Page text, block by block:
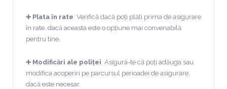
➕ Plata în rate: Verifică dacă poți plăti prima de asigurare
în rate, dacă aceasta este o opțiune mai convenabilă
pentru tine.
➕ Modificări ale poliței: Asigură-te că poți adăuga sau
modifica acoperiri pe parcursul perioadei de asigurare,
dacă este necesar.